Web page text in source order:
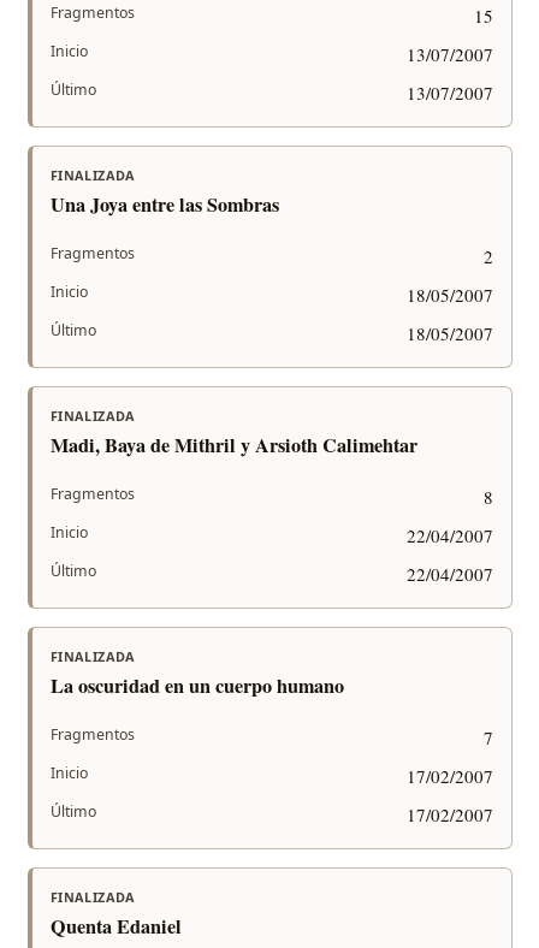
Fragmentos 15
Inicio 13/07/2007
Último 13/07/2007
FINALIZADA
Una Joya entre las Sombras
Fragmentos 2
Inicio 18/05/2007
Último 18/05/2007
FINALIZADA
Madi, Baya de Mithril y Arsioth Calimehtar
Fragmentos 8
Inicio 22/04/2007
Último 22/04/2007
FINALIZADA
La oscuridad en un cuerpo humano
Fragmentos 7
Inicio 17/02/2007
Último 17/02/2007
FINALIZADA
Quenta Edaniel